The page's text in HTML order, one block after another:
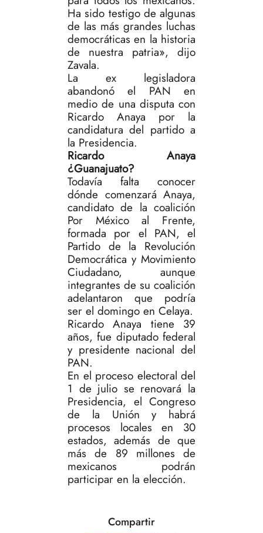
Ha sido testigo de algunas
de las más grandes luchas
democráticas en la historia
de nuestra patria», dijo
Zavala.
La ex legisladora
abandonó el PAN en
medio de una disputa con
Ricardo Anaya por la
candidatura del partido a
la Presidencia.
Ricardo Anaya
¿Guanajuato?
Todavía falta conocer
dónde comenzará Anaya,
candidato de la coalición
Por México al Frente,
formada por el PAN, el
Partido de la Revolución
Democrática y Movimiento
Ciudadano, aunque
integrantes de su coalición
adelantaron que podría
ser el domingo en Celaya.
Ricardo Anaya tiene 39
años, fue diputado federal
y presidente nacional del
PAN.
En el proceso electoral del
1 de julio se renovará la
Presidencia, el Congreso
de la Unión y habrá
procesos locales en 30
estados, además de que
más de 89 millones de
mexicanos podrán
participar en la elección.
Compartir